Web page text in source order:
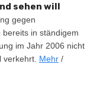
sehen will
gegen
in ständigem
im Jahr 2006 nicht
Mehr/